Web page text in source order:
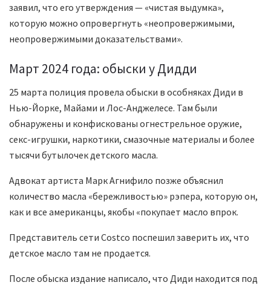
заявил, что его утверждения — «чистая выдумка»,
которую можно опровергнуть «неопровержимыми,
неопровержимыми доказательствами».
Март 2024 года: обыски у Дидди
25 марта полиция провела обыски в особняках Диди в
Нью-Йорке, Майами и Лос-Анджелесе. Там были
обнаружены и конфискованы огнестрельное оружие,
секс-игрушки, наркотики, смазочные материалы и более
тысячи бутылочек детского масла.
Адвокат артиста Марк Агнифило позже объяснил
количество масла «бережливостью» рэпера, которую он,
как и все американцы, якобы «покупает масло впрок.
Представитель сети Costco поспешил заверить их, что
детское масло там не продается.
После обыска издание написало, что Диди находится под